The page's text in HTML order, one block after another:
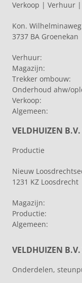
Verkoop | Verhuur
Kon.
3737 BA Groenekan
Verhuur:
Magazijn:
Trekker ombouw:
Onderhoud ahw/
Verkoop:
Algemeen:
VELDHUIZEN
Productie
Nieuw
1231 KZ Loosdrecht
Magazijn:
Productie:
Algemeen:
VELDHUIZEN
Onderdelen,